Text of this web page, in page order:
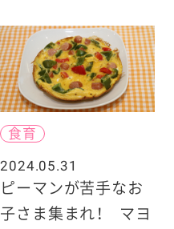
食育
2024.05.31
ピーマンが苦手なお
子さま集まれ！ マヨ